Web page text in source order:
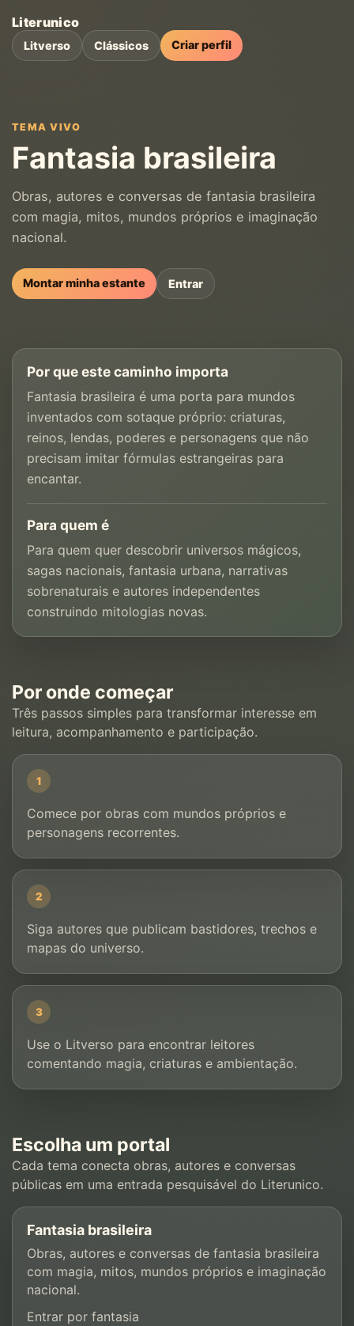
Literunico
Litverso Clássicos Criar perfil
TEMA VIVO
Fantasia brasileira
Obras, autores e conversas de fantasia brasileira
com magia, mitos, mundos próprios e imaginação
nacional.
Montar minha estante Entrar
Por que este caminho importa
Fantasia brasileira é uma porta para mundos
inventados com sotaque próprio: criaturas,
reinos, lendas, poderes e personagens que não
precisam imitar fórmulas estrangeiras para
encantar.
Para quem é
Para quem quer descobrir universos mágicos,
sagas nacionais, fantasia urbana, narrativas
sobrenaturais e autores independentes
construindo mitologias novas.
Por onde começar
Três passos simples para transformar interesse em
leitura, acompanhamento e participação.
1
Comece por obras com mundos próprios e
personagens recorrentes.
2
Siga autores que publicam bastidores, trechos e
mapas do universo.
3
Use o Litverso para encontrar leitores
comentando magia, criaturas e ambientação.
Escolha um portal
Cada tema conecta obras, autores e conversas
públicas em uma entrada pesquisável do Literunico.
Fantasia brasileira
Obras, autores e conversas de fantasia brasileira
com magia, mitos, mundos próprios e imaginação
nacional.
Entrar por fantasia